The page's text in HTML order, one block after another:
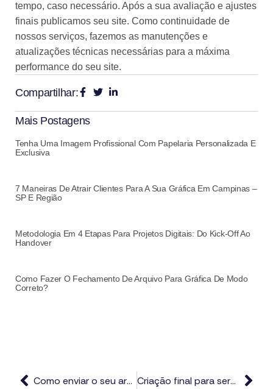
tempo, caso necessário. Após a sua avaliação e ajustes
finais publicamos seu site. Como continuidade de
nossos serviços, fazemos as manutenções e
atualizações técnicas necessárias para a máxima
performance do seu site.
Compartilhar:
Mais Postagens
Tenha Uma Imagem Profissional Com Papelaria Personalizada E
Exclusiva
7 Maneiras De Atrair Clientes Para A Sua Gráfica Em Campinas –
SP E Região
Metodologia Em 4 Etapas Para Projetos Digitais: Do Kick-Off Ao
Handover
Como Fazer O Fechamento De Arquivo Para Gráfica De Modo
Correto?
Como enviar o seu arquivo para a Gráfica Criação final para serviços gráficos personalizados para Psicólogos